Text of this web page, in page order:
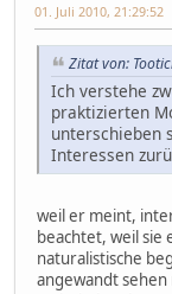
01. Juli 2010, 21:29:52
Zitat von:
Ich verstehe
praktizierten
unterschieben
Interessen
weil er meint,
beachtet, weil
naturalistische
angewandt